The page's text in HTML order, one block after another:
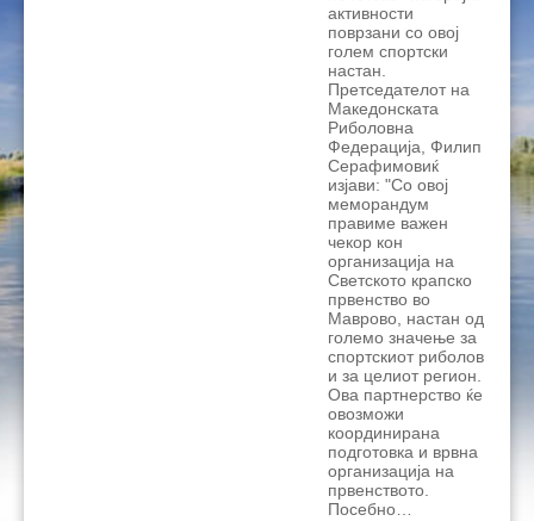
активности
поврзани со овој
голем спортски
настан.
Претседателот на
Македонската
Риболовна
Федерација, Филип
Серафимовиќ
изјави: "Со овој
меморандум
правиме важен
чекор кон
организација на
Светското крапско
првенство во
Маврово, настан од
големо значење за
спортскиот риболов
и за целиот регион.
Ова партнерство ќе
овозможи
координирана
подготовка и врвна
организација на
првенството.
Посебно…